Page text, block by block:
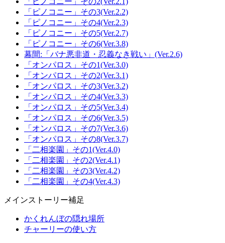
「ピノコニー」その3(Ver.2.2)
「ピノコニー」その4(Ver.2.3)
「ピノコニー」その5(Ver.2.7)
「ピノコニー」その6(Ver.3.8)
幕間:「バナ悪非道・忍義なき戦い」(Ver.2.6)
「オンパロス」その1(Ver.3.0)
「オンパロス」その2(Ver.3.1)
「オンパロス」その3(Ver.3.2)
「オンパロス」その4(Ver.3.3)
「オンパロス」その5(Ver.3.4)
「オンパロス」その6(Ver.3.5)
「オンパロス」その7(Ver.3.6)
「オンパロス」その8(Ver.3.7)
「二相楽園」その1(Ver.4.0)
「二相楽園」その2(Ver.4.1)
「二相楽園」その3(Ver.4.2)
「二相楽園」その4(Ver.4.3)
メインストーリー補足
かくれんぼの隠れ場所
チャーリーの使い方